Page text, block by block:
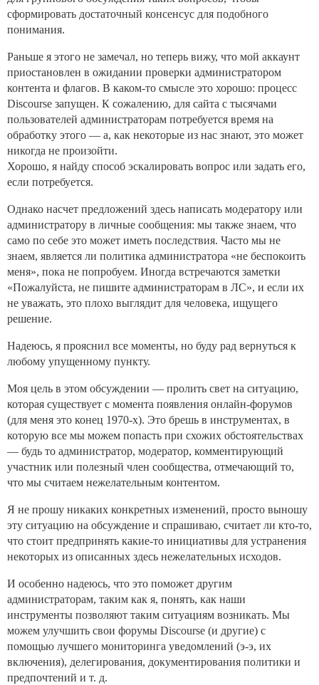
сформировать достаточный консенсус для подобного
понимания.
Раньше я этого не замечал, но теперь вижу, что мой аккаунт
приостановлен в ожидании проверки администратором
контента и флагов. В каком-то смысле это хорошо: процесс
Discourse запущен. К сожалению, для сайта с тысячами
пользователей администраторам потребуется время на
обработку этого — а, как некоторые из нас знают, это может
никогда не произойти.
Хорошо, я найду способ эскалировать вопрос или задать его,
если потребуется.
Однако насчет предложений здесь написать модератору или
администратору в личные сообщения: мы также знаем, что
само по себе это может иметь последствия. Часто мы не
знаем, является ли политика администратора «не беспокоить
меня», пока не попробуем. Иногда встречаются заметки
«Пожалуйста, не пишите администраторам в ЛС», и если их
не уважать, это плохо выглядит для человека, ищущего
решение.
Надеюсь, я прояснил все моменты, но буду рад вернуться к
любому упущенному пункту.
Моя цель в этом обсуждении — пролить свет на ситуацию,
которая существует с момента появления онлайн-форумов
(для меня это конец 1970-х). Это брешь в инструментах, в
которую все мы можем попасть при схожих обстоятельствах
— будь то администратор, модератор, комментирующий
участник или полезный член сообщества, отмечающий то,
что мы считаем нежелательным контентом.
Я не прошу никаких конкретных изменений, просто выношу
эту ситуацию на обсуждение и спрашиваю, считает ли кто-то,
что стоит предпринять какие-то инициативы для устранения
некоторых из описанных здесь нежелательных исходов.
И особенно надеюсь, что это поможет другим
администраторам, таким как я, понять, как наши
инструменты позволяют таким ситуациям возникать. Мы
можем улучшить свои форумы Discourse (и другие) с
помощью лучшего мониторинга уведомлений (э-э, их
включения), делегирования, документирования политики и
предпочтений и т. д.